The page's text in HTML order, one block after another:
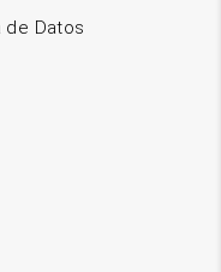
de Datos